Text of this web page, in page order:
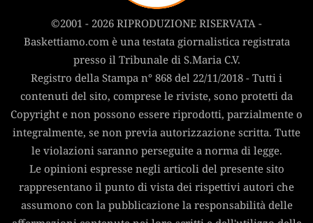
©2001 - 2026 RIPRODUZIONE RISERVATA -
Baskettiamo.com è una testata giornalistica registrata
presso il Tribunale di S.Maria C.V.
Registro della Stampa n° 868 del 22/11/2018 - Tutti i
contenuti del sito, comprese le riviste, sono protetti da
Copyright e non possono essere riprodotti, parzialmente o
integralmente, se non previa autorizzazione scritta. Tutte
le violazioni saranno perseguite a norma di legge.
Le opinioni espresse negli articoli del presente sito
rappresentano il punto di vista dei rispettivi autori che
assumono con la pubblicazione la responsabilità delle